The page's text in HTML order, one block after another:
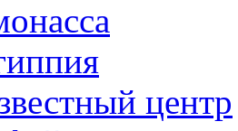
центр